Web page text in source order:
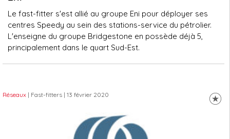
Le fast-fitter s'est allié au groupe Eni pour déployer ses
centres Speedy au sein des stations-service du pétrolier.
L'enseigne du groupe Bridgestone en possède déjà 5,
principalement dans le quart Sud-Est.
Réseaux | Fast-fitters | 13 février 2020